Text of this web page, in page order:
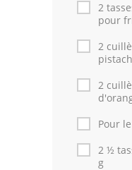
2
pour
2
2
Pour
2 ½
g